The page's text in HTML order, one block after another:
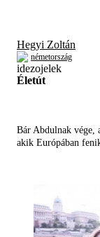
Hegyi Zoltán
németország
Életút
Bár Abdulnak vége,
akik Európában